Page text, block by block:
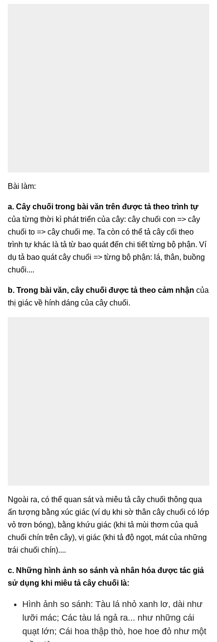
Bài làm:
a. Cây chuối trong bài văn trên được tả theo trình tự
của từng thời kì phát triển của cây: cây chuối con => cây
chuối to => cây chuối mẹ. Ta còn có thể tả cây cối theo
trình tự khác là tả từ bao quát đến chi tiết từng bộ phận. Ví
dụ tả bao quát cây chuối => từng bộ phận: lá, thân, buồng
chuối....
b. Trong bài văn, cây chuối được tả theo cảm nhận của
thị giác về hính dáng của cây chuối.
Ngoài ra, có thể quan sát và miêu tả cây chuối thông qua
ấn tượng bằng xúc giác (ví dụ khi sờ thân cây chuối có lớp
vỏ trơn bóng), bằng khứu giác (khi tả mùi thơm của quả
chuối chín trên cây), vị giác (khi tả độ ngọt, mát của những
trái chuối chín)....
c. Những hình ảnh so sánh và nhân hóa được tác giả
sử dụng khi miêu tả cây chuối là:
Hình ảnh so sánh: Tàu lá nhỏ xanh lơ, dài như
lưỡi mác; Các tàu lá ngả ra... như những cái
quạt lớn; Cái hoa thập thò, hoe hoe đỏ như một